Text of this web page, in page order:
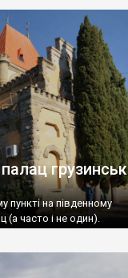
на південному
(а часто і не один).